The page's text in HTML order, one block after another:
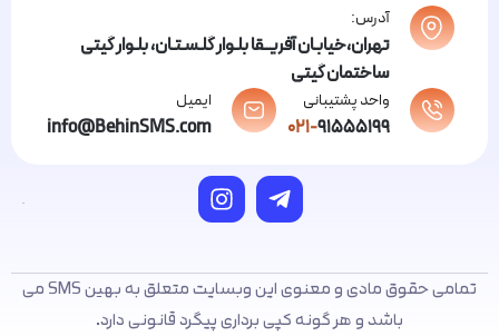
آدرس:
تهران،خیابـان آفریــقا بلـوار گلـسـتـان، بلـوار گیتی
ساختمان گیتی
واحد پشتیبانی
021-91555199
ایمیل
info@BehinSMS.com
تمامی حقوق مادی و معنوی این وبسایت متعلق به بهین SMS می
باشد و هر گونه کپی برداری پیگرد قانونی دارد.